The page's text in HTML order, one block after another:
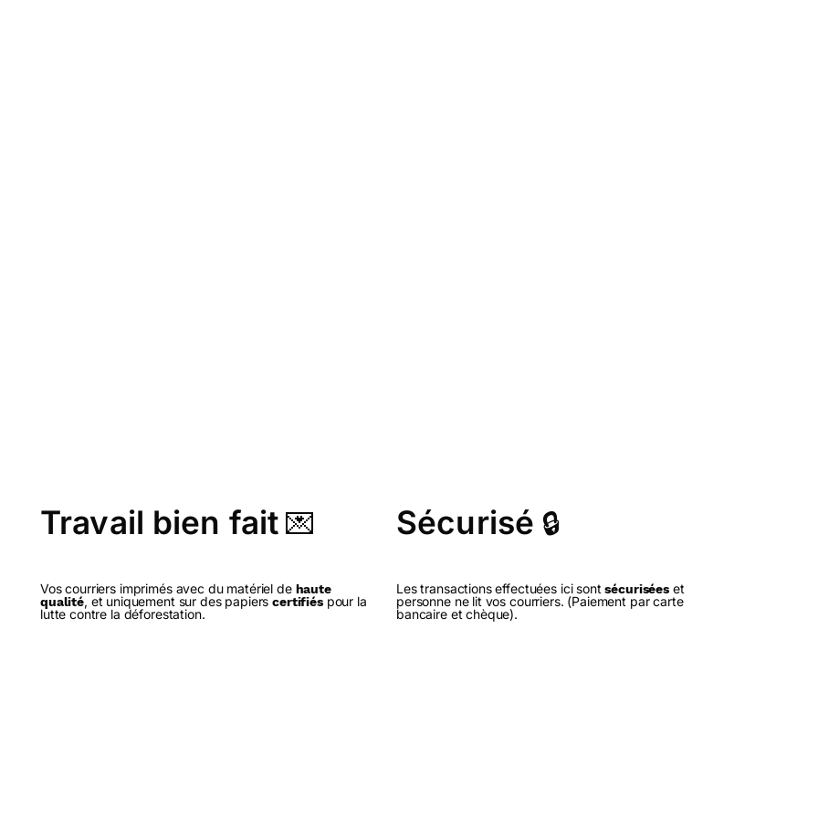
Travail bien fait 💌
Vos courriers imprimés avec du matériel de haute
qualité, et uniquement sur des papierscertifiéspour la
lutte contre la déforestation.
Sécurisé 🔒
Les transactions effectuées ici sontsécuriséeset
personne ne lit vos courriers. (Paiement par carte
bancaire et chèque).